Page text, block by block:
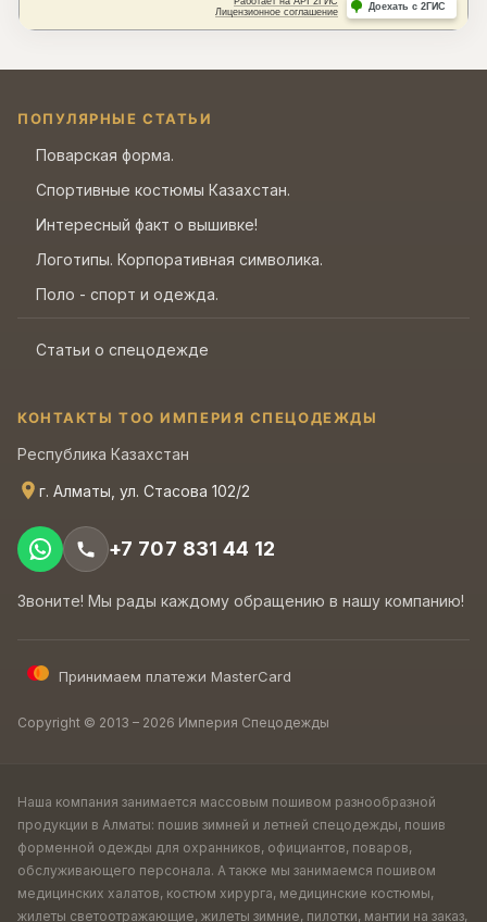
ПОПУЛЯРНЫЕ СТАТЬИ
Поварская форма.
Спортивные костюмы Казахстан.
Интересный факт о вышивке!
Логотипы. Корпоративная символика.
Поло - спорт и одежда.
Статьи о спецодежде
КОНТАКТЫ ТОО ИМПЕРИЯ СПЕЦОДЕЖДЫ
Республика Казахстан
г. Алматы, ул. Стасова 102/2
+7 707 831 44 12
Звоните! Мы рады каждому обращению в нашу компанию!
Принимаем платежи MasterCard
Copyright © 2013 – 2026 Империя Спецодежды
Наша компания занимается массовым пошивом разнообразной
продукции в Алматы: пошив зимней и летней спецодежды, пошив
форменной одежды для охранников, официантов, поваров,
обслуживающего персонала. А также мы занимаемся пошивом
медицинских халатов, костюм хирурга, медицинские костюмы,
жилеты светоотражающие, жилеты зимние, пилотки, мантии на заказ,